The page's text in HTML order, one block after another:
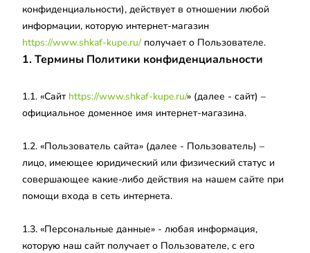
конфиденциальности), действует в отношении любой
информации, которую интернет-магазин
https://www.shkaf-kupe.ru/ получает о Пользователе.
1. Термины Политики конфиденциальности
1.1. «Сайт https://www.shkaf-kupe.ru/» (далее - сайт) –
официальное доменное имя интернет-магазина.
1.2. «Пользователь сайта» (далее - Пользователь) –
лицо, имеющее юридический или физический статус и
совершающее какие-либо действия на нашем сайте при
помощи входа в сеть интернета.
1.3. «Персональные данные» - любая информация,
которую наш сайт получает о Пользователе, с его